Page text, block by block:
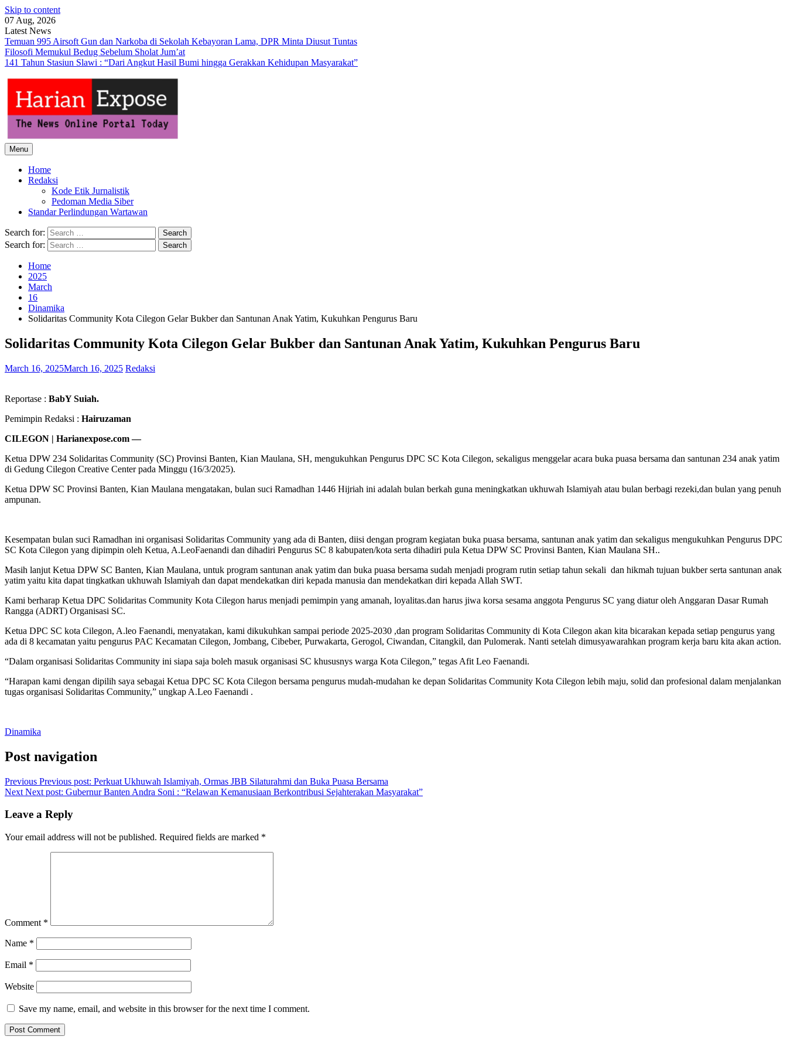
Skip to content
07 Aug, 2026
Latest News
Temuan 995 Airsoft Gun dan Narkoba di Sekolah Kebayoran Lama, DPR Minta Diusut Tuntas
Filosofi Memukul Bedug Sebelum Sholat Jum’at
141 Tahun Stasiun Slawi : “Dari Angkut Hasil Bumi hingga Gerakkan Kehidupan Masyarakat”
Menu
Home
Redaksi
Kode Etik Jurnalistik
Pedoman Media Siber
Standar Perlindungan Wartawan
Search for:
Search for:
Home
2025
March
16
Dinamika
Solidaritas Community Kota Cilegon Gelar Bukber dan Santunan Anak Yatim, Kukuhkan Pengurus Baru
Solidaritas Community Kota Cilegon Gelar Bukber dan Santunan Anak Yatim, Kukuhkan Pengurus Baru
March 16, 2025March 16, 2025 Redaksi
Reportase : BabY Suiah.
Pemimpin Redaksi : Hairuzaman
CILEGON | Harianexpose.com —
Ketua DPW 234 Solidaritas Community (SC) Provinsi Banten, Kian Maulana, SH, mengukuhkan Pengurus DPC SC Kota Cilegon, sekaligus menggelar acara buka puasa bersama dan santunan 234 anak yatim
di Gedung Cilegon Creative Center pada Minggu (16/3/2025).
Ketua DPW SC Provinsi Banten, Kian Maulana mengatakan, bulan suci Ramadhan 1446 Hijriah ini adalah bulan berkah guna meningkatkan ukhuwah Islamiyah atau bulan berbagi rezeki,dan bulan yang penuh
ampunan.
Kesempatan bulan suci Ramadhan ini organisasi Solidaritas Community yang ada di Banten, diisi dengan program kegiatan buka puasa bersama, santunan anak yatim dan sekaligus mengukuhkan Pengurus DPC
SC Kota Cilegon yang dipimpin oleh Ketua, A.LeoFaenandi dan dihadiri Pengurus SC 8 kabupaten/kota serta dihadiri pula Ketua DPW SC Provinsi Banten, Kian Maulana SH..
Masih lanjut Ketua DPW SC Banten, Kian Maulana, untuk program santunan anak yatim dan buka puasa bersama sudah menjadi program rutin setiap tahun sekali dan hikmah tujuan bukber serta santunan anak
yatim yaitu kita dapat tingkatkan ukhuwah Islamiyah dan dapat mendekatkan diri kepada manusia dan mendekatkan diri kepada Allah SWT.
Kami berharap Ketua DPC Solidaritas Community Kota Cilegon harus menjadi pemimpin yang amanah, loyalitas.dan harus jiwa korsa sesama anggota Pengurus SC yang diatur oleh Anggaran Dasar Rumah
Rangga (ADRT) Organisasi SC.
Ketua DPC SC kota Cilegon, A.leo Faenandi, menyatakan, kami dikukuhkan sampai periode 2025-2030 ,dan program Solidaritas Community di Kota Cilegon akan kita bicarakan kepada setiap pengurus yang
ada di 8 kecamatan yaitu pengurus PAC Kecamatan Cilegon, Jombang, Cibeber, Purwakarta, Gerogol, Ciwandan, Citangkil, dan Pulomerak. Nanti setelah dimusyawarahkan program kerja baru kita akan action.
“Dalam organisasi Solidaritas Community ini siapa saja boleh masuk organisasi SC khususnys warga Kota Cilegon,” tegas Afit Leo Faenandi.
“Harapan kami dengan dipilih saya sebagai Ketua DPC SC Kota Cilegon bersama pengurus mudah-mudahan ke depan Solidaritas Community Kota Cilegon lebih maju, solid dan profesional dalam menjalankan
tugas organisasi Solidaritas Community,” ungkap A.Leo Faenandi .
Dinamika
Post navigation
Previous Previous post: Perkuat Ukhuwah Islamiyah, Ormas JBB Silaturahmi dan Buka Puasa Bersama
Next Next post: Gubernur Banten Andra Soni : “Relawan Kemanusiaan Berkontribusi Sejahterakan Masyarakat”
Leave a Reply
Your email address will not be published. Required fields are marked *
Comment *
Name *
Email *
Website
Save my name, email, and website in this browser for the next time I comment.